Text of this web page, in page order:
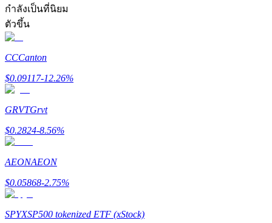
Deposit CASHCAT & Win
กำลังเป็นที่นิยม
ตัวขึ้น
CCCanton
$0.09117-12.26%
GRVTGrvt
$0.2824-8.56%
AEONAEON
$0.05868-2.75%
SPYXSP500 tokenized ETF (xStock)